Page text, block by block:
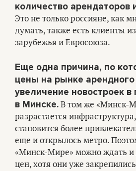
количество арендаторов
Это не только россияне, как
думать, также есть клиенты
зарубежья и Евросоюза.
Еще одна причина, по
цены на рынке
увеличение новостроек
в Минске. В том же «Минск-
разрастается
становится более
еще и открылось метро.
«Минск-Мире» можно ждать и
цен, хотя они уже